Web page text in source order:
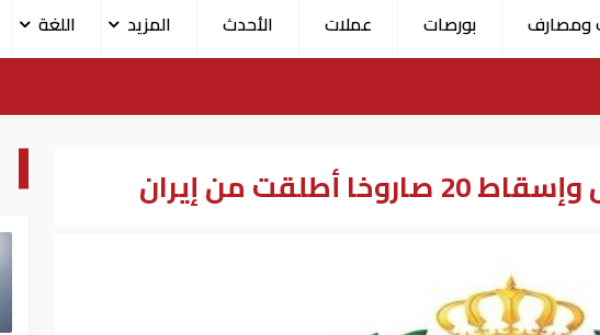
ومصارف بورصات عملات الأحدث المزيد
اللغة
من إيران